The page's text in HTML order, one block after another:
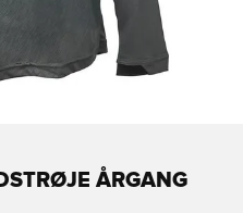
ÅRGANG